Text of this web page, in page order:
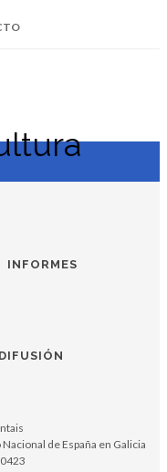
Soundcloud
Youtube
INFORMES
DIFUSIÓN
de España en Galicia